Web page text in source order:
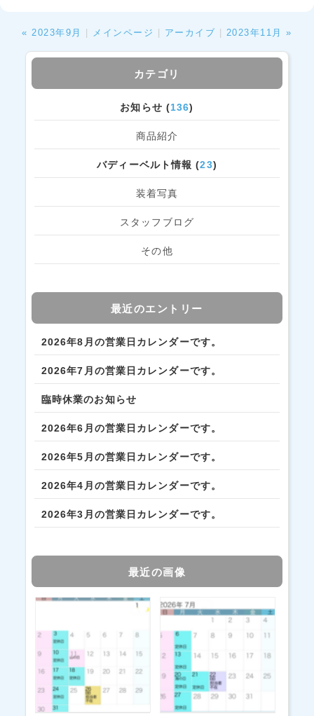
« 2023年9月 メインページ アーカイブ 2023年11月 »
カテゴリ
お知らせ (136)
商品紹介
バディーベルト情報 (23)
装着写真
スタッフブログ
その他
最近のエントリー
2026年8月の営業日カレンダーです。
2026年7月の営業日カレンダーです。
臨時休業のお知らせ
2026年6月の営業日カレンダーです。
2026年5月の営業日カレンダーです。
2026年4月の営業日カレンダーです。
2026年3月の営業日カレンダーです。
最近の画像